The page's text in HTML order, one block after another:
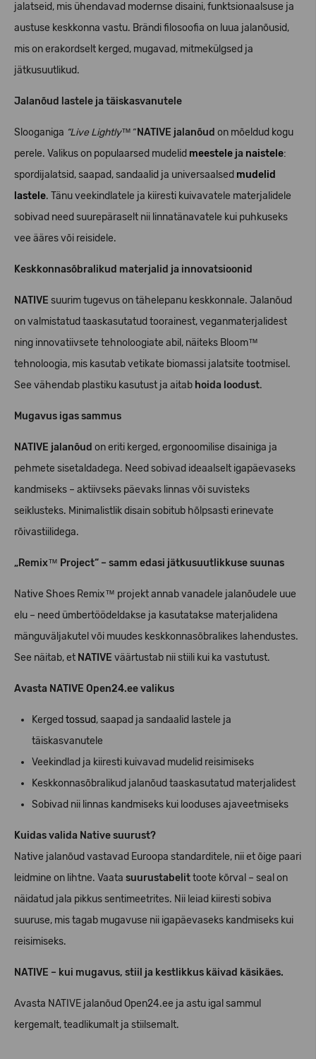
jalatseid, mis ühendavad modernse disaini, funktsionaalsuse ja
austuse keskkonna vastu. Brändi filosoofia on luua jalanõusid,
mis on erakordselt kerged, mugavad, mitmekülgsed ja
jätkusuutlikud.
Jalanõud lastele ja täiskasvanutele
Slooganiga “Live Lightly™” NATIVE jalanõud on mõeldud kogu
perele. Valikus on populaarsed mudelid meestele ja naistele:
spordijalatsid, saapad, sandaalid ja universaalsed mudelid
lastele. Tänu veekindlatele ja kiiresti kuivavatele materjalidele
sobivad need suurepäraselt nii linnatänavatele kui puhkuseks
vee ääres või reisidele.
Keskkonnasõbralikud materjalid ja innovatsioonid
NATIVE suurim tugevus on tähelepanu keskkonnale. Jalanõud
on valmistatud taaskasutatud toorainest, veganmaterjalidest
ning innovatiivsete tehnoloogiate abil, näiteks Bloom™
tehnoloogia, mis kasutab vetikate biomassi jalatsite tootmisel.
See vähendab plastiku kasutust ja aitab hoida loodust.
Mugavus igas sammus
NATIVE jalanõud on eriti kerged, ergonoomilise disainiga ja
pehmete sisetaldadega. Need sobivad ideaalselt igapäevaseks
kandmiseks – aktiivseks päevaks linnas või suvisteks
seiklusteks. Minimalistlik disain sobitub hõlpsasti erinevate
rõivastiilidega.
„Remix™ Project“ – samm edasi jätkusuutlikkuse suunas
Native Shoes Remix™ projekt annab vanadele jalanõudele uue
elu – need ümbertöödeldakse ja kasutatakse materjalidena
mänguväljakutel või muudes keskkonnasõbralikes lahendustes.
See näitab, et NATIVE väärtustab nii stiili kui ka vastutust.
Avasta NATIVE Open24.ee valikus
Kerged tossud, saapad ja sandaalid lastele ja
täiskasvanutele
Veekindlad ja kiiresti kuivavad mudelid reisimiseks
Keskkonnasõbralikud jalanõud taaskasutatud materjalidest
Sobivad nii linnas kandmiseks kui looduses ajaveetmiseks
Kuidas valida Native suurust?
Native jalanõud vastavad Euroopa standarditele, nii et õige paari
leidmine on lihtne. Vaata suurustabelittoote kõrval – seal on
näidatud jala pikkus sentimeetrites. Nii leiad kiiresti sobiva
suuruse, mis tagab mugavuse nii igapäevaseks kandmiseks kui
reisimiseks.
NATIVE – kui mugavus, stiil ja kestlikkus käivad käsikäes.
Avasta NATIVE jalanõud Open24.ee ja astu igal sammul
kergemalt, teadlikumalt ja stiilsemalt.